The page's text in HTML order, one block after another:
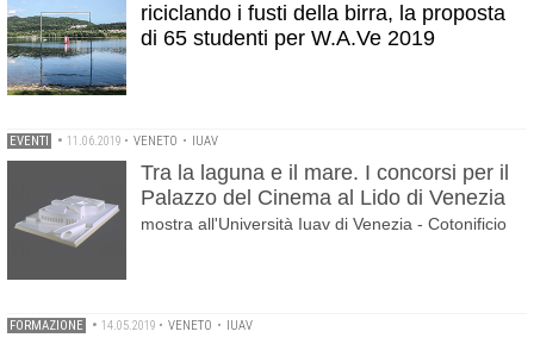
riciclando i fusti della birra, la proposta
di 65 studenti per W.A.Ve 2019
EVENTI • 11.06.2019 • VENETO • IUAV
Tra la laguna e il mare. I concorsi per il
Palazzo del Cinema al Lido di Venezia
mostra all'Università Iuav di Venezia - Cotonificio
FORMAZIONE • 14.05.2019 • VENETO • IUAV